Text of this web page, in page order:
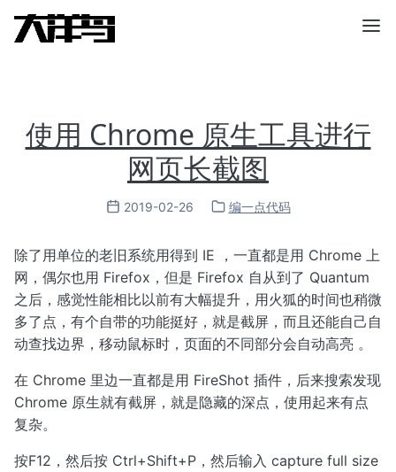
使用 Chrome 原生工具进行
网页长截图
2019-02-26 编一点代码
除了用单位的老旧系统用得到 IE ，一直都是用 Chrome 上
网，偶尔也用 Firefox，但是 Firefox 自从到了 Quantum
之后，感觉性能相比以前有大幅提升，用火狐的时间也稍微
多了点，有个自带的功能挺好，就是截屏，而且还能自己自
动查找边界，移动鼠标时，页面的不同部分会自动高亮 。
在 Chrome 里边一直都是用 FireShot 插件，后来搜索发现
Chrome 原生就有截屏，就是隐藏的深点，使用起来有点
复杂。
按F12，然后按 Ctrl+Shift+P，然后输入 capture full size